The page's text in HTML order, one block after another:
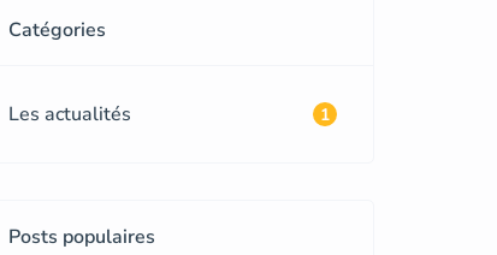
Catégories
Les actualités 1
Posts populaires